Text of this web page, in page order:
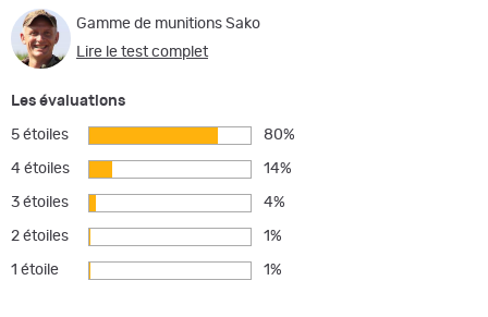
Gamme de munitions Sako
Lire le test complet
Les évaluations
5 étoiles 80%
4 étoiles 14%
3 étoiles 4%
2 étoiles 1%
1 étoile 1%